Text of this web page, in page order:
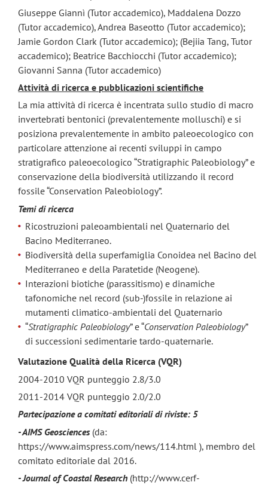
Giuseppe Giannì (Tutor accademico), Maddalena Dozzo
(Tutor accademico), Andrea Baseotto (Tutor accademico);
Jamie Gordon Clark (Tutor accademico); (Bejiia Tang, Tutor
accademico); Beatrice Bacchiocchi (Tutor accademico);
Giovanni Sanna (Tutor accademico)
Attività di ricerca e pubblicazioni scientifiche
La mia attività di ricerca è incentrata sullo studio di macro
invertebrati bentonici (prevalentemente molluschi) e si
posiziona prevalentemente in ambito paleoecologico con
particolare attenzione ai recenti sviluppi in campo
stratigrafico paleoecologico “Stratigraphic Paleobiology” e
conservazione della biodiversità utilizzando il record
fossile “Conservation Paleobiology”.
Temi di ricerca
Ricostruzioni paleoambientali nel Quaternario del
Bacino Mediterraneo.
Biodiversità della superfamiglia Conoidea nel Bacino del
Mediterraneo e della Paratetide (Neogene).
Interazioni biotiche (parassitismo) e dinamiche
tafonomiche nel record (sub-)fossile in relazione ai
mutamenti climatico-ambientali del Quaternario
“Stratigraphic Paleobiology” e “Conservation Paleobiology”
di successioni sedimentarie tardo-quaternarie.
Valutazione Qualità della Ricerca (VQR)
2004-2010 VQR punteggio 2.8/3.0
2011-2014 VQR punteggio 2.0/2.0
Partecipazione a comitati editoriali di riviste: 5
- AIMS Geosciences(da:
https://www.aimspress.com/news/114.html ), membro del
comitato editoriale dal 2016.
- Journal of Coastal Research(http://www.cerf-